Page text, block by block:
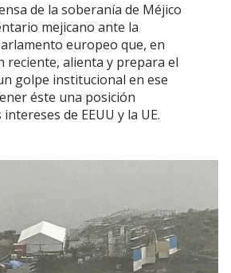
de la soberanía de Méjico
mejicano ante la
europeo que, en
reciente, alienta y prepara el
golpe institucional en ese
éste una posición
de EEUU y la UE.